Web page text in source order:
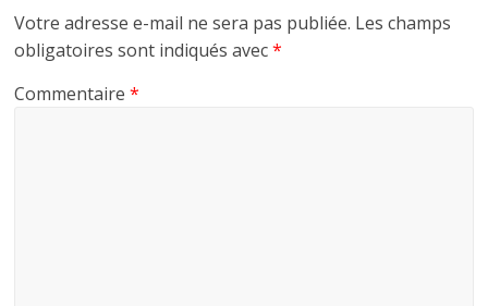
Votre adresse e-mail ne sera pas publiée. Les champs
obligatoires sont indiqués avec*
Commentaire*